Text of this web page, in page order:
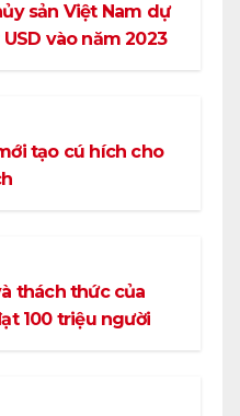
sản Việt Nam dự
vào năm 2023
tạo cú hích cho
thách thức của
100 triệu người